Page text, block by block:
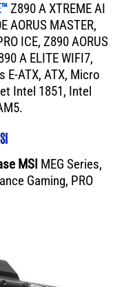
Z890 A XTREME AI
AORUS MASTER,
ICE, Z890 AORUS
A ELITE WIFI7,
E-ATX, ATX, Micro
Intel 1851, Intel
MSI MEG Series,
Gaming, PRO